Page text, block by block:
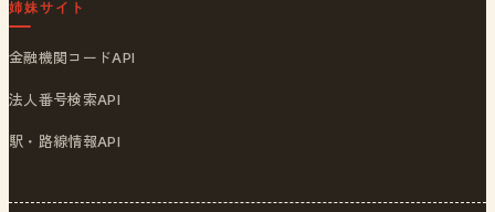
姉妹サイト
金融機関コードAPI
法人番号検索API
駅・路線情報API